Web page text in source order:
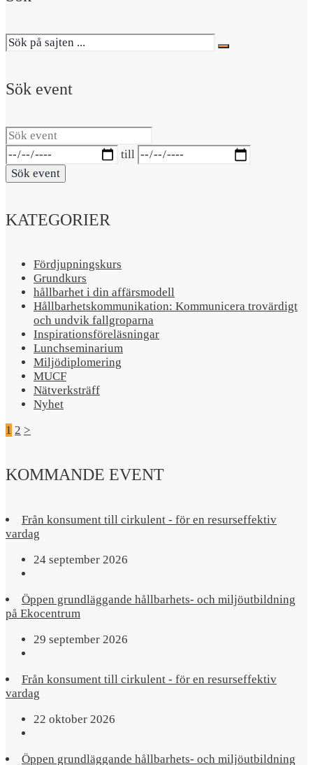
Sök event
Sök
event
Datumintervall:
till
Sök event
KATEGORIER
Fördjupningskurs
Grundkurs
hållbarhet i din affärsmodell
Hållbarhetskommunikation: Kommunicera trovärdigt
och undvik fallgroparna​
Inspirationsföreläsningar
Lunchseminarium
Miljödiplomering
MUCF
Nätverksträff
Nyhet
1 2 >
KOMMANDE EVENT
Från konsument till cirkulent - för en resurseffektiv
vardag
24 september 2026
Öppen grundläggande hållbarhets- och miljöutbildning
på Ekocentrum
29 september 2026
Från konsument till cirkulent - för en resurseffektiv
vardag
22 oktober 2026
Öppen grundläggande hållbarhets- och miljöutbildning